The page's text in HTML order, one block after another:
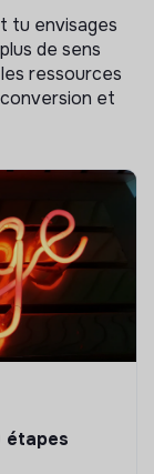
tu envisages
de sens
ressources
et
étapes